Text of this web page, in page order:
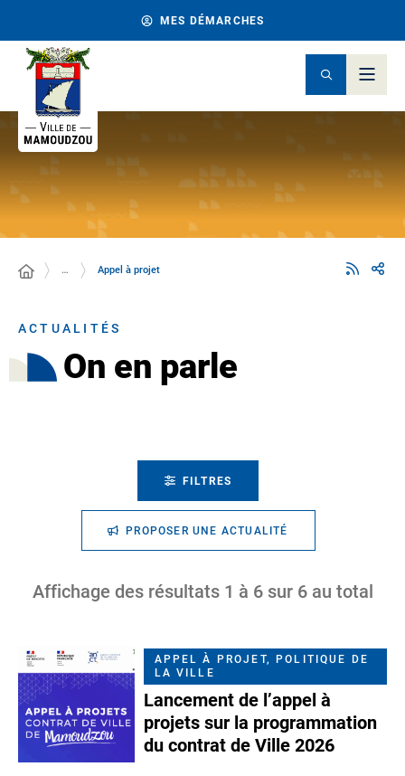
MES DÉMARCHES
… Appel à projet
ACTUALITÉS
On en parle
FILTRES
PROPOSER UNE ACTUALITÉ
Affichage des résultats 1 à 6sur 6au total
APPEL À PROJET, POLITIQUE DE
LA VILLE
Lancement de l’appel à
projets sur la programmation
du contrat de Ville 2026